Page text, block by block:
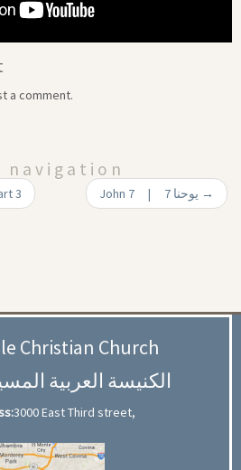
a comment.
navigation
3 →
Christian Church
الكنيسة العربية
3000 East Third street,